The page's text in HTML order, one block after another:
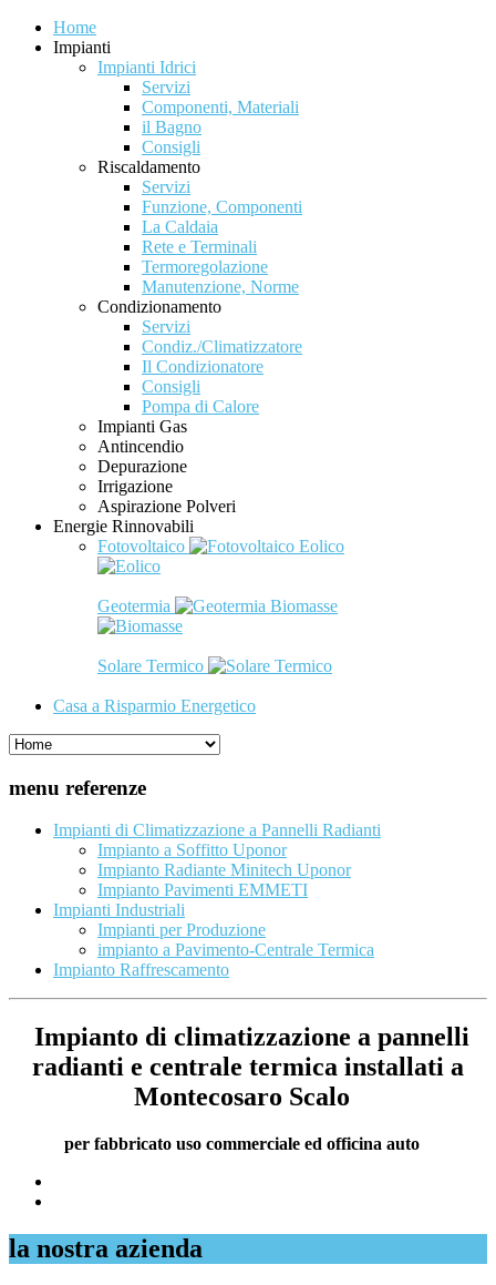
Home
Impianti
Impianti Idrici
Servizi
Componenti, Materiali
il Bagno
Consigli
Riscaldamento
Servizi
Funzione, Componenti
La Caldaia
Rete e Terminali
Termoregolazione
Manutenzione, Norme
Condizionamento
Servizi
Condiz./Climatizzatore
Il Condizionatore
Consigli
Pompa di Calore
Impianti Gas
Antincendio
Depurazione
Irrigazione
Aspirazione Polveri
Energie Rinnovabili
Fotovoltaico
Eolico
Geotermia Biomasse
Solare Termico
Casa a Risparmio Energetico
menu referenze
Impianti di Climatizzazione a Pannelli Radianti
Impianto a Soffitto Uponor
Impianto Radiante Minitech Uponor
Impianto Pavimenti EMMETI
Impianti Industriali
Impianti per Produzione
impianto a Pavimento-Centrale Termica
Impianto Raffrescamento
Impianto di climatizzazione a pannelli
radianti e centrale termica installati a
Montecosaro Scalo
per fabbricato uso commerciale ed officina auto
la nostra azienda